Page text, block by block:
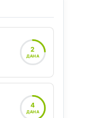
2
ДАНА
4
ДАНА